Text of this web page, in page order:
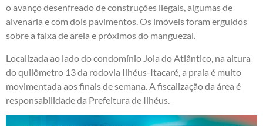
o avanço desenfreado de construções ilegais, algumas de
alvenaria e com dois pavimentos. Os imóveis foram erguidos
sobre a faixa de areia e próximos do manguezal.
Localizada ao lado do condomínio Joia do Atlântico, na altura
do quilômetro 13 da rodovia Ilhéus-Itacaré, a praia é muito
movimentada aos finais de semana. A fiscalização da área é
responsabilidade da Prefeitura de Ilhéus.